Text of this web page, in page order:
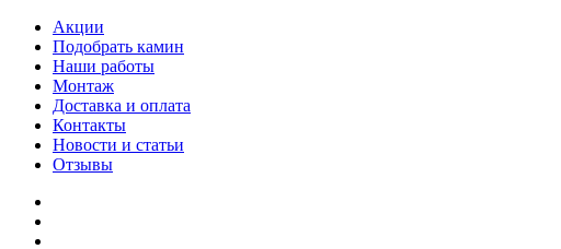
Акции
Подобрать камин
Наши работы
Монтаж
Доставка и оплата
Контакты
Новости и статьи
Отзывы